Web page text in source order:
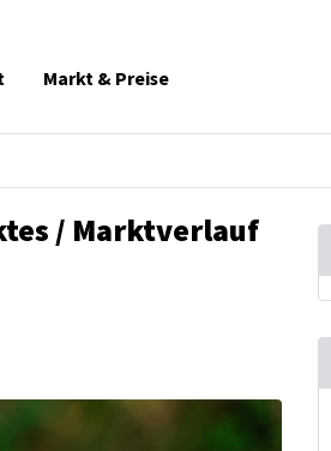
Markt & Preise
/ Marktverlauf